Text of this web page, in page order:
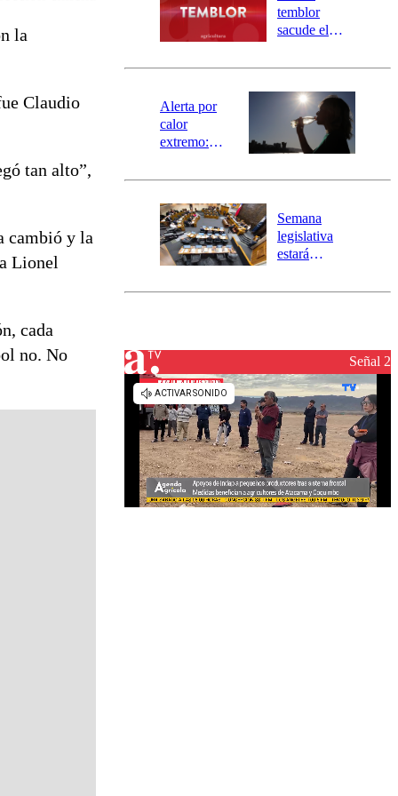
la
Claudio
tan alto”,
cambió y la
Lionel
cada
no. No
activa
mensajería
SAE
temblor
sacude el
revisa la
epicentro
Alerta por
calor
extremo:
activa Alerta
Preventiva en
tres comunas
Semana
legislativa
estará
el fin de la
reconstrucciónSeñal 2